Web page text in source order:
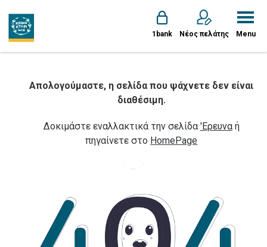
1bank Νέος πελάτης Menu
Απολογούμαστε, η σελίδα που ψάχνετε δεν είναι
διαθέσιμη.
Δοκιμάστε εναλλακτικά την σελίδα 'Ερευναή
πηγαίνετε στο HomePage